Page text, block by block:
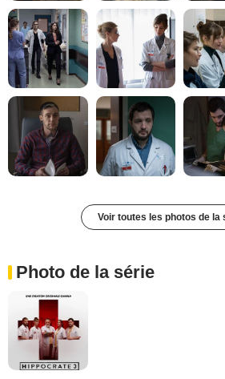
Voir toutes les photos de la
Photo de la série